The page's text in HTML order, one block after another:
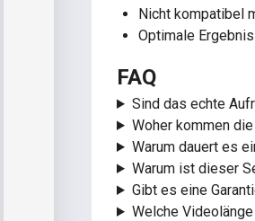
Nicht kompatibel
Optimale
FAQ
Sind das echte
Woher kommen
Warum dauert es
Warum ist dieser
Gibt es eine
Welche